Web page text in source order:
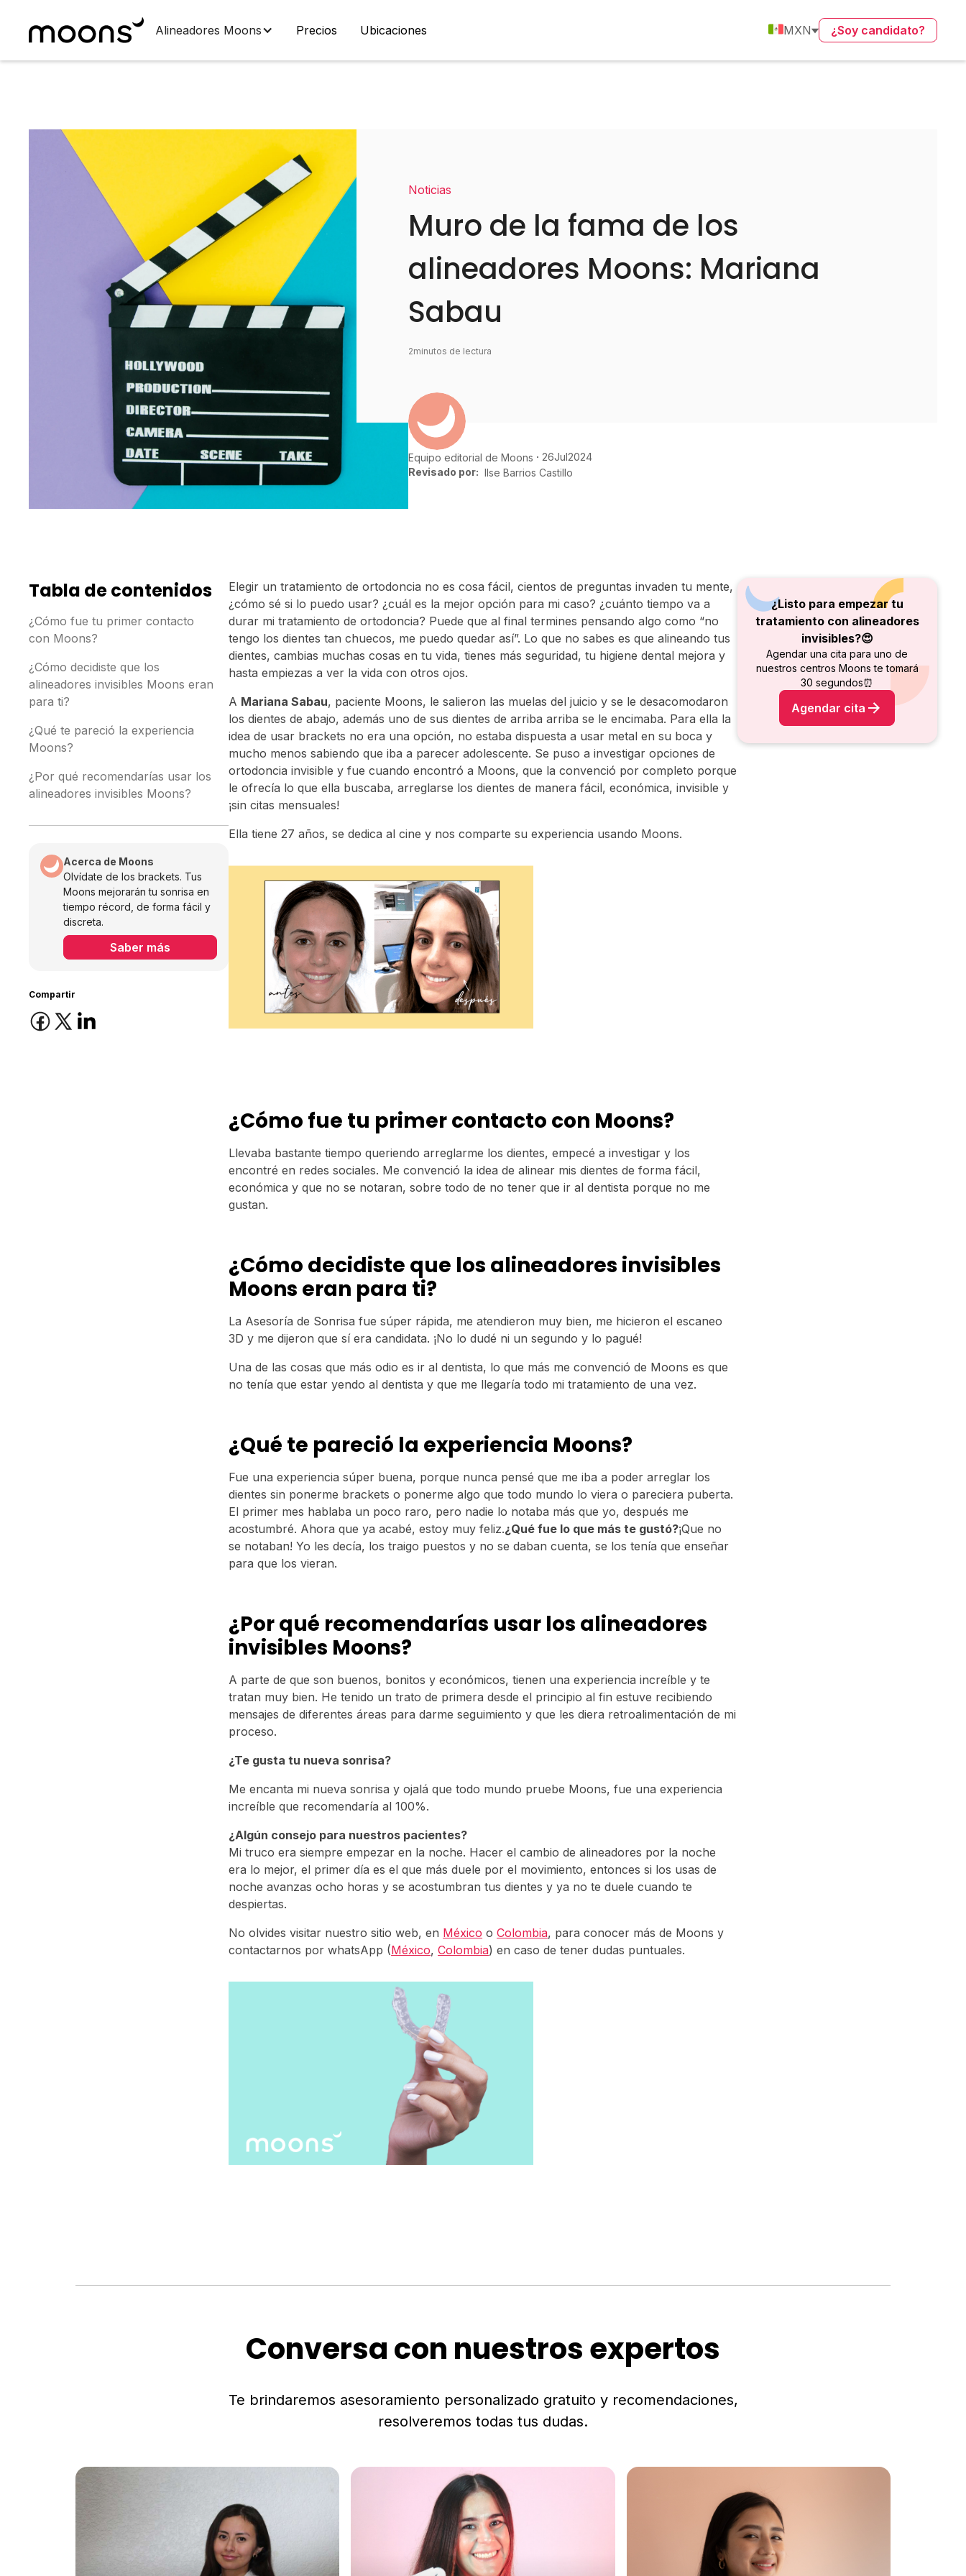
Alineadores Moons Precios Ubicaciones MXN ¿Soy candidato?
Noticias
Muro de la fama de los
alineadores Moons: Mariana
Sabau
2minutos de lectura
Equipo editorial de Moons 26Jul2024
Revisado por: Ilse Barrios Castillo
Tabla de contenidos
¿Cómo fue tu primer contacto
con Moons?
¿Cómo decidiste que los
alineadores invisibles Moons eran
para ti?
¿Qué te pareció la experiencia
Moons?
¿Por qué recomendarías usar los
alineadores invisibles Moons?
Acerca de Moons
Olvídate de los brackets. Tus
Moons mejorarán tu sonrisa en
tiempo récord, de forma fácil y
discreta.
Saber más
Compartir
Elegir un tratamiento de ortodoncia no es cosa fácil, cientos de preguntas invaden tu mente,
¿cómo sé si lo puedo usar? ¿cuál es la mejor opción para mi caso? ¿cuánto tiempo va a
durar mi tratamiento de ortodoncia? Puede que al final termines pensando algo como “no
tengo los dientes tan chuecos, me puedo quedar así”. Lo que no sabes es que alineando tus
dientes, cambias muchas cosas en tu vida, tienes más seguridad, tu higiene dental mejora y
hasta empiezas a ver la vida con otros ojos.
A Mariana Sabau, paciente Moons, le salieron las muelas del juicio y se le desacomodaron
los dientes de abajo, además uno de sus dientes de arriba arriba se le encimaba. Para ella la
idea de usar brackets no era una opción, no estaba dispuesta a usar metal en su boca y
mucho menos sabiendo que iba a parecer adolescente. Se puso a investigar opciones de
ortodoncia invisible y fue cuando encontró a Moons, que la convenció por completo porque
le ofrecía lo que ella buscaba, arreglarse los dientes de manera fácil, económica, invisible y
¡sin citas mensuales!
Ella tiene 27 años, se dedica al cine y nos comparte su experiencia usando Moons.
¿Cómo fue tu primer contacto con Moons?
Llevaba bastante tiempo queriendo arreglarme los dientes, empecé a investigar y los
encontré en redes sociales. Me convenció la idea de alinear mis dientes de forma fácil,
económica y que no se notaran, sobre todo de no tener que ir al dentista porque no me
gustan.
¿Cómo decidiste que los alineadores invisibles
Moons eran para ti?
La Asesoría de Sonrisa fue súper rápida, me atendieron muy bien, me hicieron el escaneo
3D y me dijeron que sí era candidata. ¡No lo dudé ni un segundo y lo pagué!
Una de las cosas que más odio es ir al dentista, lo que más me convenció de Moons es que
no tenía que estar yendo al dentista y que me llegaría todo mi tratamiento de una vez.
¿Qué te pareció la experiencia Moons?
Fue una experiencia súper buena, porque nunca pensé que me iba a poder arreglar los
dientes sin ponerme brackets o ponerme algo que todo mundo lo viera o pareciera puberta.
El primer mes hablaba un poco raro, pero nadie lo notaba más que yo, después me
acostumbré. Ahora que ya acabé, estoy muy feliz.¿Qué fue lo que más te gustó?¡Que no
se notaban! Yo les decía, los traigo puestos y no se daban cuenta, se los tenía que enseñar
para que los vieran.
¿Por qué recomendarías usar los alineadores
invisibles Moons?
A parte de que son buenos, bonitos y económicos, tienen una experiencia increíble y te
tratan muy bien. He tenido un trato de primera desde el principio al fin estuve recibiendo
mensajes de diferentes áreas para darme seguimiento y que les diera retroalimentación de mi
proceso.
¿Te gusta tu nueva sonrisa?
Me encanta mi nueva sonrisa y ojalá que todo mundo pruebe Moons, fue una experiencia
increíble que recomendaría al 100%.
¿Algún consejo para nuestros pacientes?
Mi truco era siempre empezar en la noche. Hacer el cambio de alineadores por la noche
era lo mejor, el primer día es el que más duele por el movimiento, entonces si los usas de
noche avanzas ocho horas y se acostumbran tus dientes y ya no te duele cuando te
despiertas.
No olvides visitar nuestro sitio web, en México oColombia, para conocer más de Moons y
contactarnos por whatsApp (México,Colombia) en caso de tener dudas puntuales.
¿Listo para empezar tu
tratamiento con alineadores
invisibles?😍
Agendar una cita para uno de
nuestros centros Moons te tomará
30 segundos⏰
Agendar cita
Conversa con nuestros expertos
Te brindaremos asesoramiento personalizado gratuito y recomendaciones,
resolveremos todas tus dudas.